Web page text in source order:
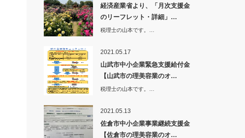
経済産業省より、「月次支援金
のリーフレット・詳細」…
税理士の山本です。…
2021.05.17
山武市中小企業緊急支援給付金
【山武市の理美容業のオ…
税理士の山本です。…
2021.05.13
佐倉市中小企業事業継続支援金
【佐倉市の理美容業のオ…